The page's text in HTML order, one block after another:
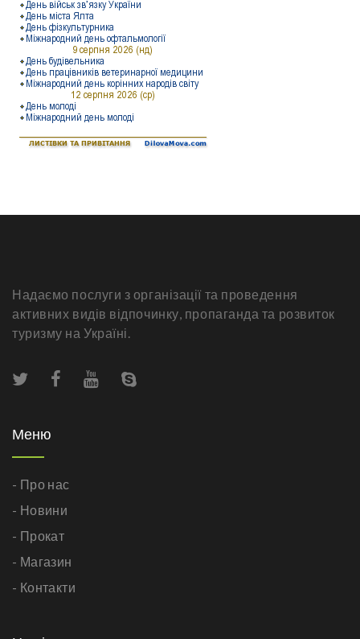
Надаємо послуги з організації та проведення
активних видів відпочинку, пропаганда та розвиток
туризму на Україні.
Меню
- Про нас
- Новини
- Прокат
- Магазин
- Контакти